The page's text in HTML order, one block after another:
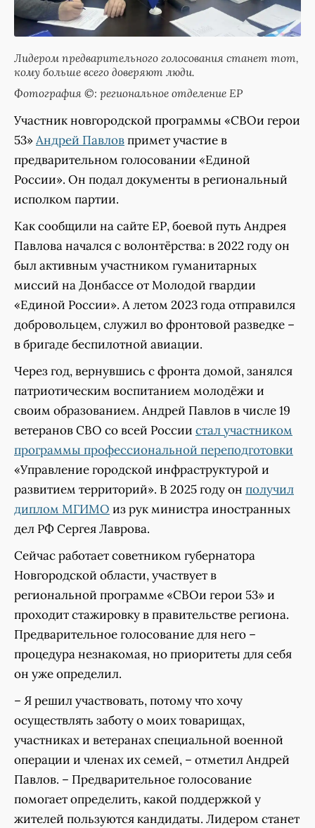
Лидером предварительного голосования станет тот,
кому больше всего доверяют люди.
Фотография ©: региональное отделение ЕР
Участник новгородской программы «СВОи герои
53»Андрей Павловпримет участие в
предварительном голосовании «Единой
России». Он подал документы в региональный
исполком партии.
Как сообщили на сайте ЕР, боевой путь Андрея
Павлова начался с волонтёрства: в 2022 году он
был активным участником гуманитарных
миссий на Донбассе от Молодой гвардии
«Единой России». А летом 2023 года отправился
добровольцем, служил во фронтовой разведке –
в бригаде беспилотной авиации.
Через год, вернувшись с фронта домой, занялся
патриотическим воспитанием молодёжи и
своим образованием. Андрей Павлов в числе 19
ветеранов СВО со всей России стал участником
программы профессиональной переподготовки
«Управление городской инфраструктурой и
развитием территорий». В 2025 году он получил
диплом МГИМО из рук министра иностранных
дел РФ Сергея Лаврова.
Сейчас работает советником губернатора
Новгородской области, участвует в
региональной программе «СВОи герои 53» и
проходит стажировку в правительстве региона.
Предварительное голосование для него –
процедура незнакомая, но приоритеты для себя
он уже определил.
– Я решил участвовать, потому что хочу
осуществлять заботу о моих товарищах,
участниках и ветеранах специальной военной
операции и членах их семей, – отметил Андрей
Павлов. – Предварительное голосование
помогает определить, какой поддержкой у
жителей пользуются кандидаты. Лидером станет